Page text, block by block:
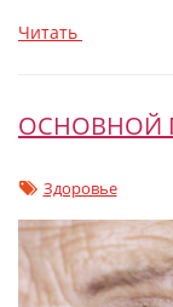
Читать
ОСНОВНОЙ
Здоровье